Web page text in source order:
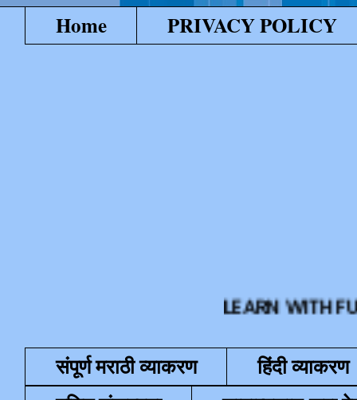
Home PRIVACY POLICY
LEARN WITH FUN
संपूर्ण मराठी व्याकरण
हिंदी व्याकरण